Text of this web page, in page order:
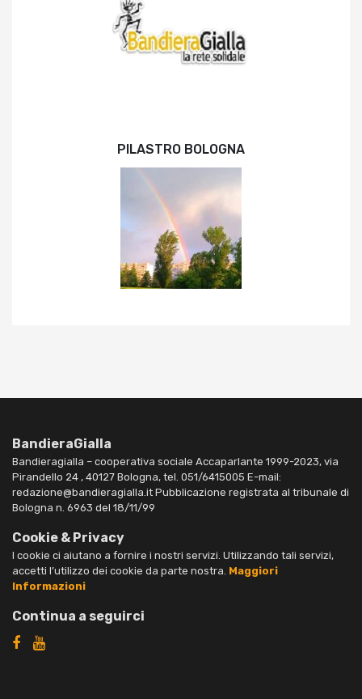
PILASTRO BOLOGNA
BandieraGialla
Bandieragialla – cooperativa sociale Accaparlante 1999-2023, via
Pirandello 24 , 40127 Bologna, tel. 051/6415005 E-mail:
redazione@bandieragialla.it Pubblicazione registrata al tribunale di
Bologna n. 6963 del 18/11/99
Cookie & Privacy
I cookie ci aiutano a fornire i nostri servizi. Utilizzando tali servizi,
accetti l’utilizzo dei cookie da parte nostra. Maggiori
Informazioni
Continua a seguirci